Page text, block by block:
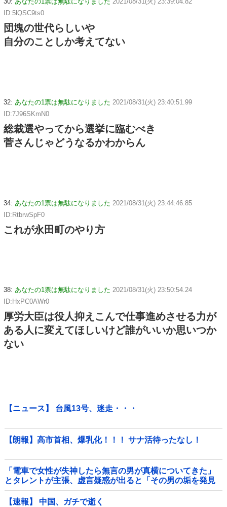
ID:5lQSC9ts0
団塊の世代らしいや
自分のことしか考えてない
32: あなたの1票は無駄になりました 2021/08/31(火) 23:40:51.99
ID:7J96SKmN0
総裁選やってから選挙に臨むべき
菅さんじゃどうなるかわからん
34: あなたの1票は無駄になりました 2021/08/31(火) 23:44:46.85
ID:RtbrwSpF0
これが永田町のやり方
38: あなたの1票は無駄になりました 2021/08/31(火) 23:50:54.24
ID:HxPC0AWr0
厚労大臣は役人抑えこんで仕事進めさせる力が
ある人に変えてほしいけど誰がいいか思いつか
ない
【ニュース】 台風13号、迷走・・・
【朗報】高市首相、爆乳化！！！ サナ活待ったなし！
「電車で女性が失神したら無言の男が真横についてきた」
とタレントが主張、虚言疑惑が出ると「その男の垢を発見
した」と追加主張するも……他
【速報】 中国、ガチで逝く